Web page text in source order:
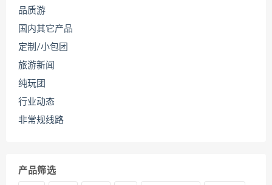
品质游
国内其它产品
定制/小包团
旅游新闻
纯玩团
行业动态
非常规线路
产品筛选